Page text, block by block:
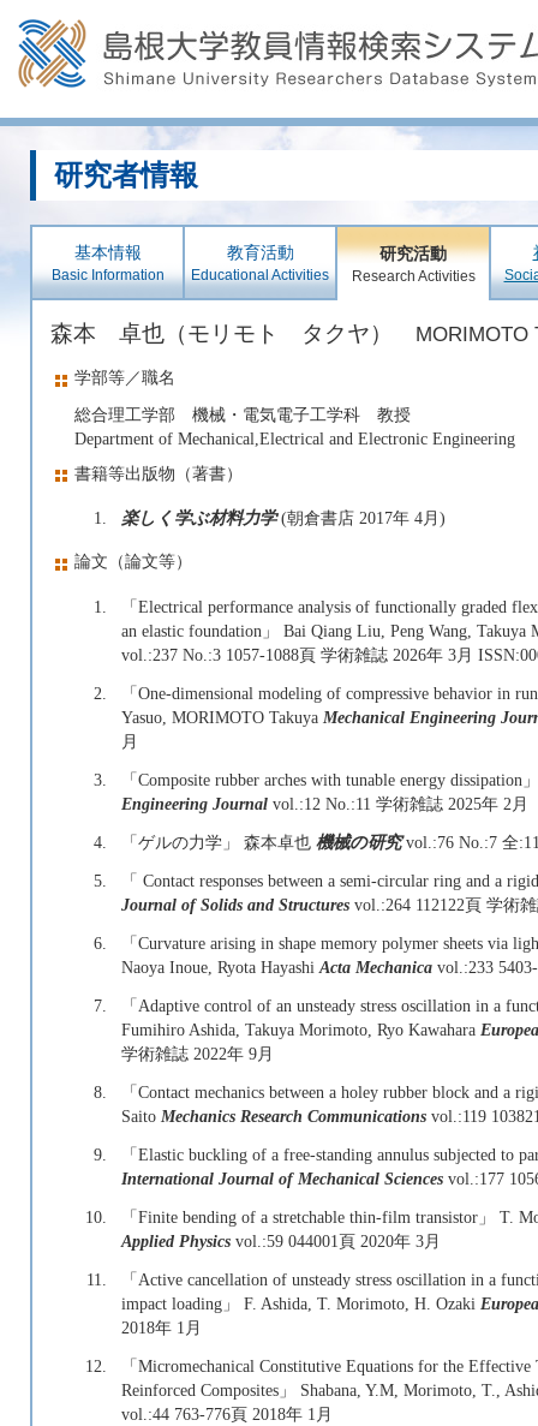
研究者情報
基本情報
Basic Information
教育活動
Educational Activities
研究活動
Research Activities
森本 卓也（モリモト タクヤ） MORIMOTO
学部等／職名
総合理工学部 機械・電気電子工学科 教授
Department of Mechanical,Electrical and Electronic Engineering
書籍等出版物（著書）
1. 楽しく学ぶ材料力学(朝倉書店 2017年 4月)
論文（論文等）
1.
「Electrical performance analysis of functionally graded
an elastic foundation」 Bai Qiang Liu, Peng Wang,
vol.:237 No.:3 1057-1088頁 学術雑誌 2026年 3月
2.
「One-dimensional modeling of compressive behavior in
Yasuo, MORIMOTO Takuya Mechanical Engineering
月
3.
「Composite rubber arches with tunable energy
Engineering Journal vol.:12 No.:11 学術雑誌 2025年 2月
4.
「ゲルの力学」 森本卓也 機械の研究vol.:76 No.:7 全
5.
「 Contact responses between a semi-circular ring and a
Journal of Solids and Structures vol.:264 112122頁 学術
6.
「Curvature arising in shape memory polymer sheets via
Naoya Inoue, Ryota Hayashi Acta Mechanica vol.:233
7.
「Adaptive control of an unsteady stress oscillation in a
Fumihiro Ashida, Takuya Morimoto, Ryo Kawahara
学術雑誌 2022年 9月
8.
「Contact mechanics between a holey rubber block and a
Saito Mechanics Research Communications vol.:119
9.
「Elastic buckling of a free-standing annulus subjected to
International Journal of Mechanical Sciences vol.:177
10.
「Finite bending of a stretchable thin-film transistor」 T.
Applied Physics vol.:59 044001頁 2020年 3月
11.
「Active cancellation of unsteady stress oscillation in a
impact loading」 F. Ashida, T. Morimoto, H. Ozaki
2018年 1月
12.
「Micromechanical Constitutive Equations for the
Reinforced Composites」 Shabana, Y.M, Morimoto, T.,
vol.:44 763-776頁 2018年 1月